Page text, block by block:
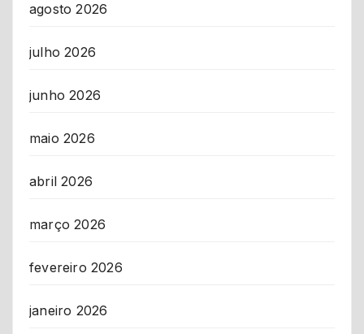
agosto 2026
julho 2026
junho 2026
maio 2026
abril 2026
março 2026
fevereiro 2026
janeiro 2026